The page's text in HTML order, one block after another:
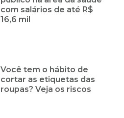
com salários de até R$
16,6 mil
Você tem o hábito de
cortar as etiquetas das
roupas? Veja os riscos